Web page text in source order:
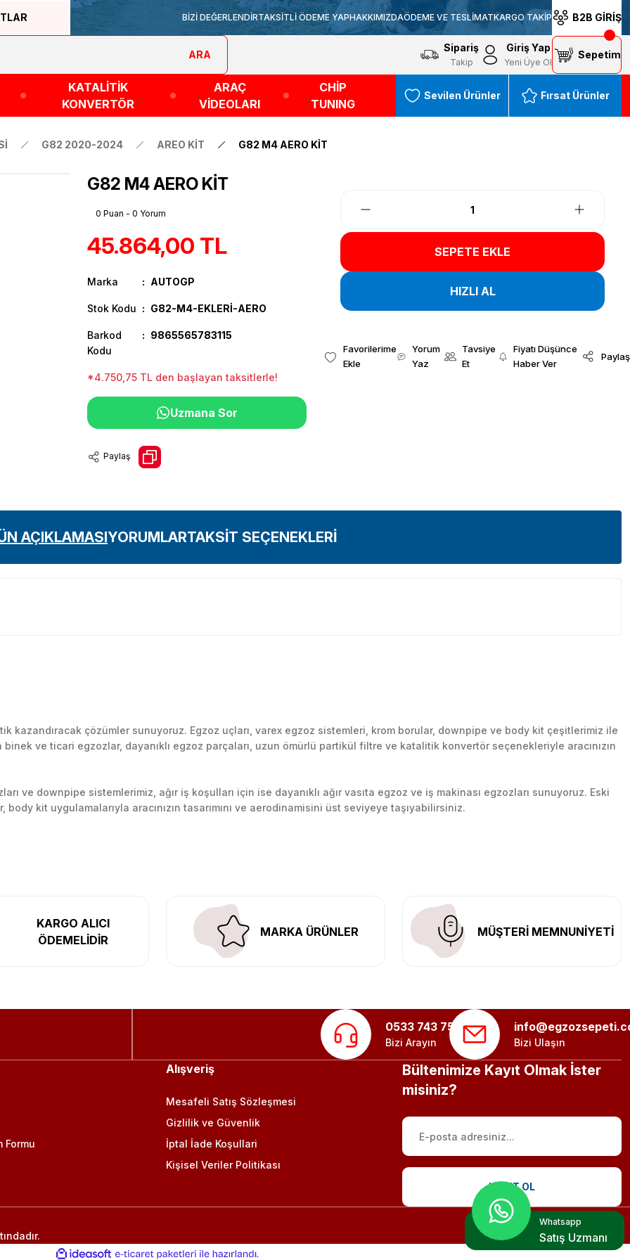
BİZİ DEĞERLENDİRTAKSİTLİ ÖDEME YAPHAKKIMIZDAÖDEME VE TESLİMATKARGO TAKİP B2B GİRİŞ
ARA
Sipariş
Takip
Giriş Yap
Yeni Üye Ol
Sepetim
KATALİTİK
KONVERTÖR
ARAÇ
VİDEOLARI
CHİP
TUNING
Sevilen Ürünler Fırsat Ürünler
G82 2020-2024 AREO KİT G82 M4 AERO KİT
G82 M4 AERO KİT
0 Puan - 0 Yorum
45.864,00 TL
Marka AUTOGP
Stok Kodu G82-M4-EKLERİ-AERO
Barkod
Kodu
9865565783115
*4.750,75 TL den başlayan taksitlerle!
Uzmana Sor
Paylaş
SEPETE EKLE
HIZLI AL
Yorum
Yaz
Tavsiye
Et
Fiyatı Düşünce
Haber Ver
Paylaş
AÇIKLAMASIYORUMLARTAKSİT SEÇENEKLERİ
Yorum Yaz
kazandıracak çözümler sunuyoruz. Egzoz uçları, varex egzoz sistemleri, krom borular, downpipe ve body kit çeşitlerimiz ile
ve ticari egzozlar, dayanıklı egzoz parçaları, uzun ömürlü partikül filtre ve katalitik konvertör seçenekleriyle aracınızın
ve downpipe sistemlerimiz, ağır iş koşulları için ise dayanıklı ağır vasıta egzoz ve iş makinası egzozları sunuyoruz. Eski
kit uygulamalarıyla aracınızın tasarımını ve aerodinamisini üst seviyeye taşıyabilirsiniz.
KARGO ALICI
ÖDEMELİDİR
MARKA ÜRÜNLER MÜŞTERİ MEMNUNİYETİ
0533 743 75 56
Bizi Arayın Bizi Ulaşın
Formu
Alışveriş
Mesafeli Satış Sözleşmesi
Gizlilik ve Güvenlik
İptal İade Koşullari
Kişisel Veriler Politikası
Bültenimize Kayıt Olmak İster
misiniz?
KAYIT OL
Whatsapp
Satış Uzmanı
ideasoft e-